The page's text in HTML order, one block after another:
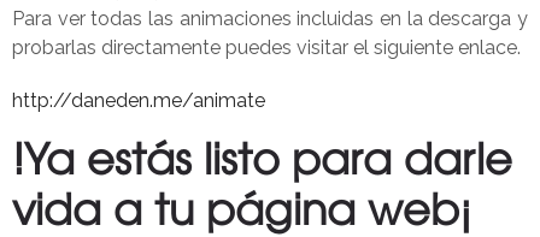
Para ver todas las animaciones incluidas en la descarga y
probarlas directamente puedes visitar el siguiente enlace.
http://daneden.me/animate
!Ya estás listo para darle
vida a tu página web¡